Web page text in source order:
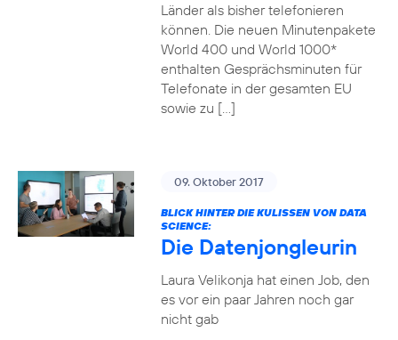
Länder als bisher telefonieren
können. Die neuen Minutenpakete
World 400 und World 1000*
enthalten Gesprächsminuten für
Telefonate in der gesamten EU
sowie zu […]
09. Oktober 2017
BLICK HINTER DIE KULISSEN VON DATA
SCIENCE:
Die Datenjongleurin
Laura Velikonja hat einen Job, den
es vor ein paar Jahren noch gar
nicht gab